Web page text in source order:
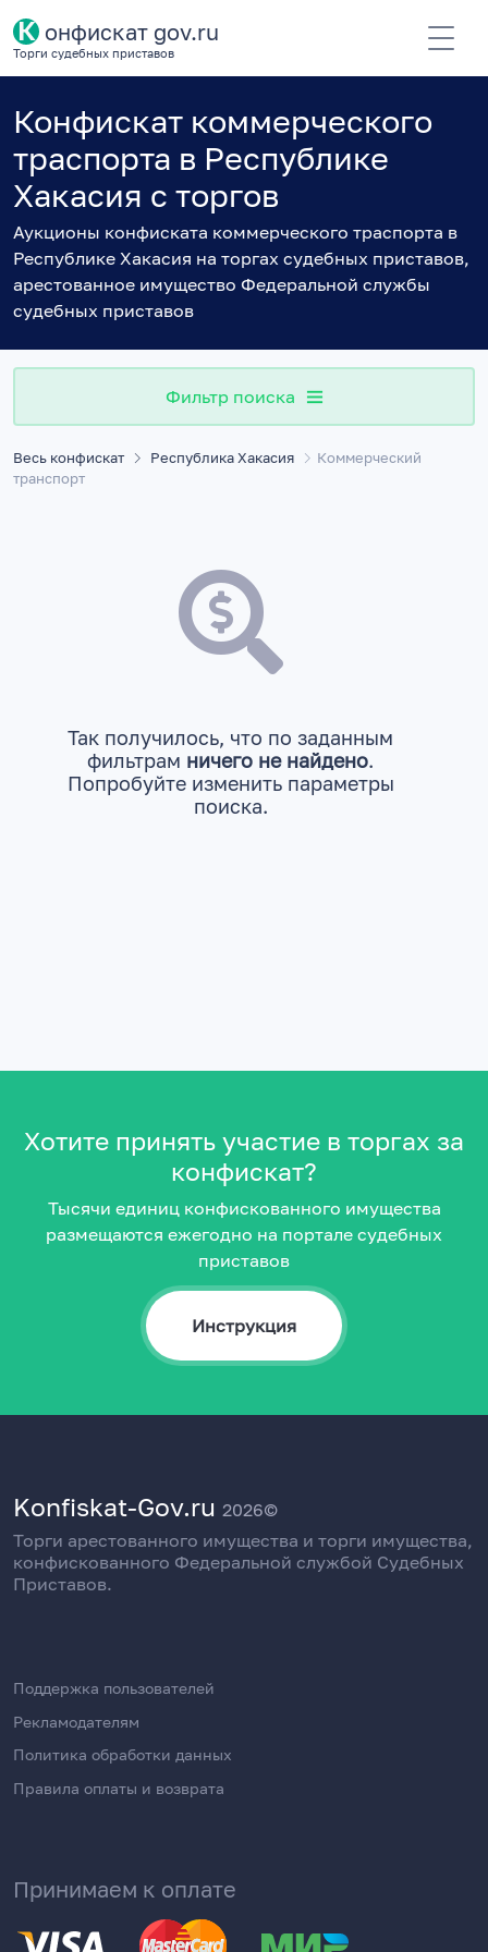
К онфискат gov.ru
Торги судебных приставов
Конфискат коммерческого
траспорта в Республике
Хакасия с торгов
Аукционы конфиската коммерческого траспорта в
Республике Хакасия на торгах судебных приставов,
арестованное имущество Федеральной службы
судебных приставов
Фильтр поиска
Весь конфискат Республика Хакасия
Коммерческий
транспорт
Так получилось, что по заданным
фильтрам ничего не найдено.
Попробуйте изменить параметры
поиска.
Хотите принять участие в торгах за
конфискат?
Тысячи единиц конфискованного имущества
размещаются ежегодно на портале судебных
приставов
Инструкция
Konfiskat-Gov.ru 2026©
Торги арестованного имущества и торги имущества,
конфискованного Федеральной службой Судебных
Приставов.
Поддержка пользователей
Рекламодателям
Политика обработки данных
Правила оплаты и возврата
Принимаем к оплате